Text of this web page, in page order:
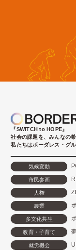
『SWITCH to HOPE』
社会の課題を、みんなの
私たちはボーダレス・グ
気候変動
市民参画
人権
農業
多文化共生
教育・子育て
就労機会